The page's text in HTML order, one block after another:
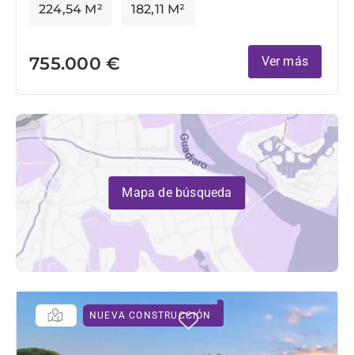
224,54 M² 182,11 M²
755.000 € Ver más
Mapa de búsqueda
NUEVA CONSTRUCCIÓN